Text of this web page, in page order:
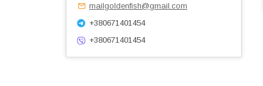
mailgoldenfish@gmail.com
+380671401454
+380671401454